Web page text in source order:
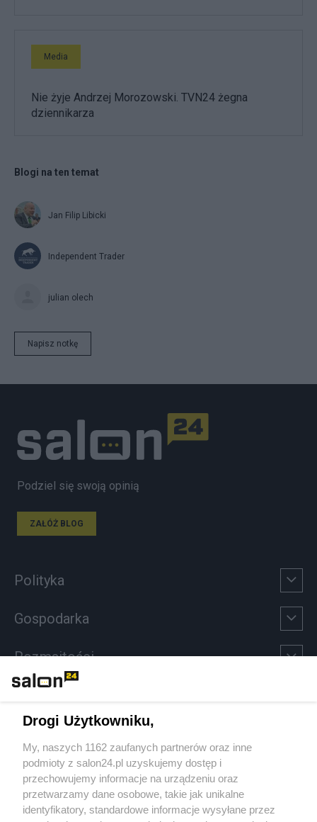
Media
Nie żyje Andrzej Morozowski. TVN24 żegna
dziennikarza
Blogi na ten temat
Jan Filip Libicki
Independent Trader
julian olech
Napisz notkę
Podziel się swoją opinią
ZAŁÓŻ BLOG
Polityka
Gospodarka
Rozmaitości
Sport
Społeczeństwo
Kultura
Drogi Użytkowniku,
My, naszych 1162 zaufanych partnerów oraz inne
podmioty z salon24.pl uzyskujemy dostęp i
przechowujemy informacje na urządzeniu oraz
przetwarzamy dane osobowe, takie jak unikalne
identyfikatory, standardowe informacje wysyłane przez